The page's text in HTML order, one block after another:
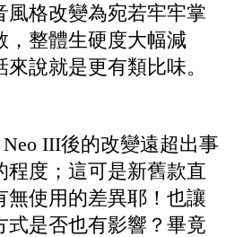
風格改變為宛若牢牢掌
，整體生硬度大幅減
說就是更有類比味。
III後的改變遠超出事
程度；這可是新舊款直
無使用的差異耶！也讓
式是否也有影響？畢竟